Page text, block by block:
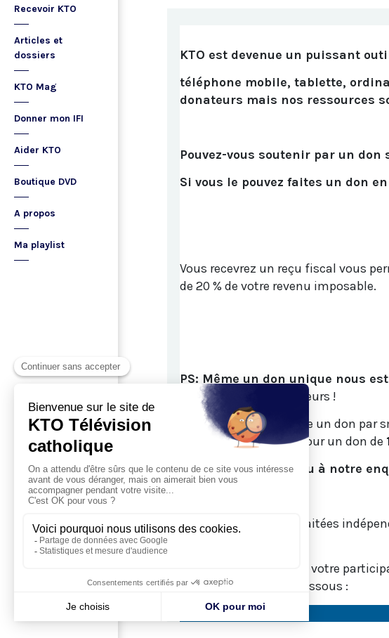
Recevoir KTO
Articles et
dossiers
KTO Mag
Donner mon IFI
Aider KTO
Boutique DVD
A propos
Ma playlist
KTO est devenue un puissant
téléphone mobile, tablette,
donateurs mais nos ressources
Pouvez-vous soutenir par un don
Si vous le pouvez faites un don
Vous recevrez un reçu fiscal vous
de 20 % de votre revenu imposable.
PS: Même un don unique nous
milliers de
téléspectateurs !
Vous pouvez aussi faire un don par
5€ouKTO10pour un don de
Merci d'avoir repondu à notre
Vos reponses seront traitées
Pour vous remercier de votre
cliquez sur le lien ci-dessous :